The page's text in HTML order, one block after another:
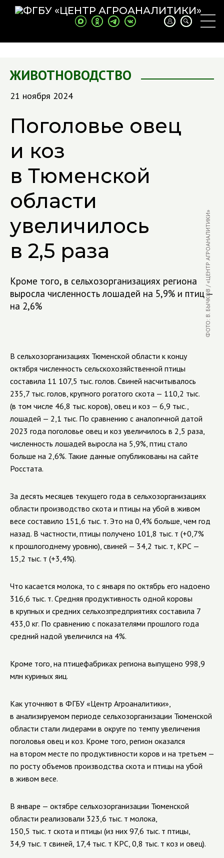
ЖИВОТНОВОДСТВО
21 ноября 2024
Поголовье овец
и коз
в Тюменской
области
увеличилось
в 2,5 раза
Кроме того, в сельхозорганизациях региона
выросла численность лошадей на 5,9% и птиц —
на 2,6%
ФОТО: В. БЫЧКОВ / «ЦЕНТР АГРОАНАЛИТИКИ»
В сельхозорганизациях Тюменской области к концу
октября численность сельскохозяйственной птицы
составила 11 107,5 тыс. голов. Свиней насчитывалось
235,7 тыс. голов, крупного рогатого скота — 110,2 тыс.
(в том числе 46,8 тыс. коров), овец и коз — 6,9 тыс.,
лошадей — 2,1 тыс. По сравнению с аналогичной датой
2023 года поголовье овец и коз увеличилось в 2,5 раза,
численность лошадей выросла на 5,9%, птиц стало
больше на 2,6%. Такие данные опубликованы на сайте
Росстата.
За десять месяцев текущего года в сельхозорганизациях
области производство скота и птицы на убой в живом
весе составило 151,6 тыс. т. Это на 0,4% больше, чем год
назад. В частности, птицы получено 101,8 тыс. т (+0,7%
к прошлогоднему уровню), свиней — 34,2 тыс. т, КРС —
15,2 тыс. т (+3,4%).
Что касается молока, то с января по октябрь его надоено
316,6 тыс. т. Средняя продуктивность одной коровы
в крупных и средних сельхозпредприятиях составила 7
433,0 кг. По сравнению с показателями прошлого года
средний надой увеличился на 4%.
Кроме того, на птицефабриках региона выпущено 998,9
млн куриных яиц.
Как уточняют в ФГБУ «Центр Агроаналитики»,
в анализируемом периоде сельхозорганизации Тюменской
области стали лидерами в округе по темпу увеличения
поголовья овец и коз. Кроме того, регион оказался
на втором месте по продуктивности коров и на третьем —
по росту объемов производства скота и птицы на убой
в живом весе.
В январе — октябре сельхозорганизации Тюменской
области реализовали 323,6 тыс. т молока,
150,5 тыс. т скота и птицы (из них 97,6 тыс. т птицы,
34,9 тыс. т свиней, 17,4 тыс. т КРС, 0,8 тыс. т коз и овец).